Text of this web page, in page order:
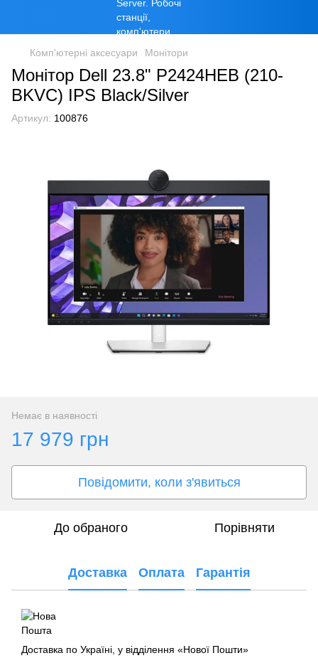
Комп'ютерні аксесуари Монітори
Монітор Dell 23.8" P2424HEB (210-
BKVC) IPS Black/Silver
Артикул: 100876
Немає в наявності
17 979 грн
Повідомити, коли з'явиться
До обраного Порівняти
Доставка Оплата Гарантія
Доставка по Україні, у відділення «Нової Пошти»